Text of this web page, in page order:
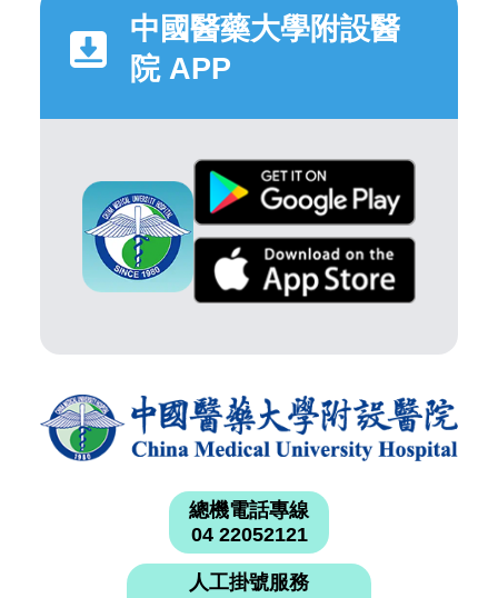
中國醫藥大學附設醫
院 APP
總機電話專線
04 22052121
人工掛號服務